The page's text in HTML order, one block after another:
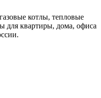
котлы, тепловые
для квартиры, дома, офиса